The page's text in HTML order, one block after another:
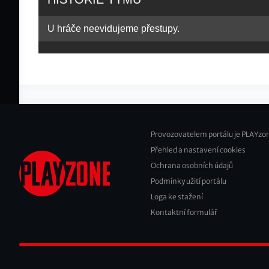
U hráče neevidujeme přestupy.
Footer
2
Provozovatelem portálu je
Přehled a nastavení cookies
Ochrana osobních údajů
Podmínky užití portálu
Loga ke stažení
Kontaktní formulář